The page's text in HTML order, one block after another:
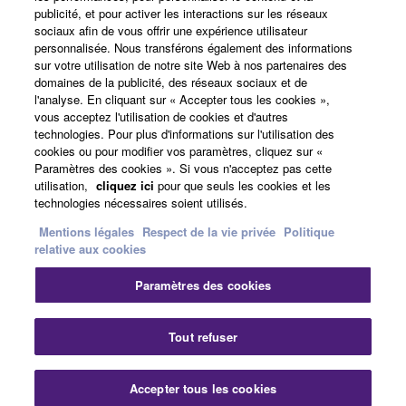
A propos de Yamaha
France - French
Professionnel
Nous contacterConditions d'utilisation
Respect de la vie privéePolitique relative aux cookies
Mentions légales
publicité, et pour activer les interactions sur les réseaux
sociaux afin de vous offrir une expérience utilisateur
personnalisée. Nous transférons également des informations
sur votre utilisation de notre site Web à nos partenaires des
domaines de la publicité, des réseaux sociaux et de
l'analyse. En cliquant sur « Accepter tous les cookies »,
vous acceptez l'utilisation de cookies et d'autres
technologies. Pour plus d'informations sur l'utilisation des
cookies ou pour modifier vos paramètres, cliquez sur «
Paramètres des cookies ». Si vous n'acceptez pas cette
utilisation, cliquez ici pour que seuls les cookies et les
technologies nécessaires soient utilisés.
Mentions légales Respect de la vie privée Politique
relative aux cookies
Paramètres des cookies
Tout refuser
Accepter tous les cookies